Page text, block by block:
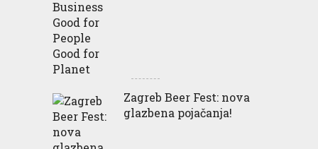
Zagreb Beer Fest: nova
glazbena pojačanja!